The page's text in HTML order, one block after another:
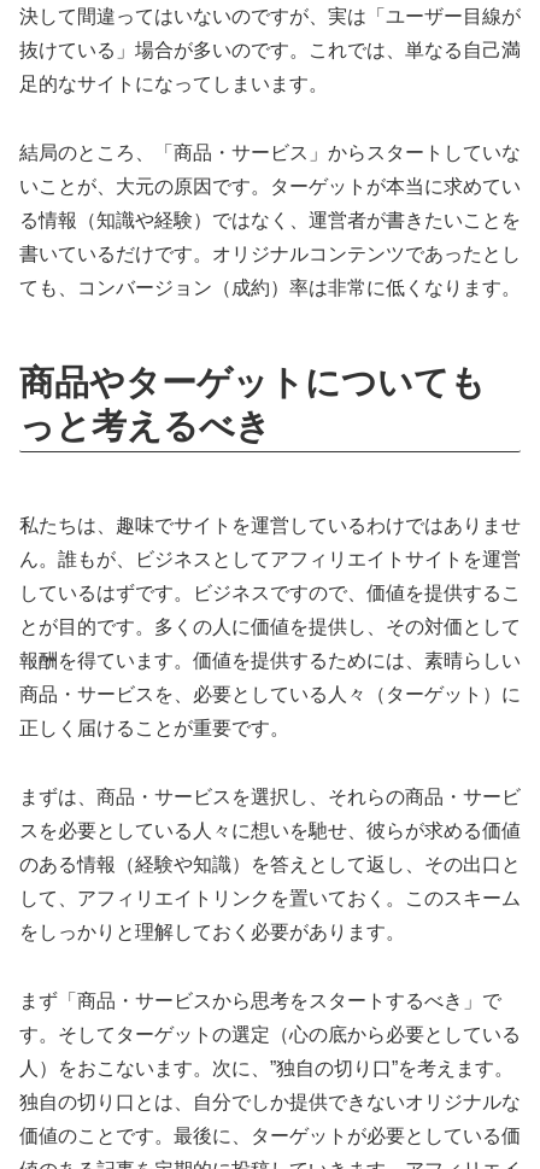
決して間違ってはいないのですが、実は「ユーザー目線が
抜けている」場合が多いのです。これでは、単なる自己満
足的なサイトになってしまいます。
結局のところ、「商品・サービス」からスタートしていな
いことが、大元の原因です。ターゲットが本当に求めてい
る情報（知識や経験）ではなく、運営者が書きたいことを
書いているだけです。オリジナルコンテンツであったとし
ても、コンバージョン（成約）率は非常に低くなります。
商品やターゲットについても
っと考えるべき
私たちは、趣味でサイトを運営しているわけではありませ
ん。誰もが、ビジネスとしてアフィリエイトサイトを運営
しているはずです。ビジネスですので、価値を提供するこ
とが目的です。多くの人に価値を提供し、その対価として
報酬を得ています。価値を提供するためには、素晴らしい
商品・サービスを、必要としている人々（ターゲット）に
正しく届けることが重要です。
まずは、商品・サービスを選択し、それらの商品・サービ
スを必要としている人々に想いを馳せ、彼らが求める価値
のある情報（経験や知識）を答えとして返し、その出口と
して、アフィリエイトリンクを置いておく。このスキーム
をしっかりと理解しておく必要があります。
まず「商品・サービスから思考をスタートするべき」で
す。そしてターゲットの選定（心の底から必要としている
人）をおこないます。次に、”独自の切り口”を考えます。
独自の切り口とは、自分でしか提供できないオリジナルな
価値のことです。最後に、ターゲットが必要としている価